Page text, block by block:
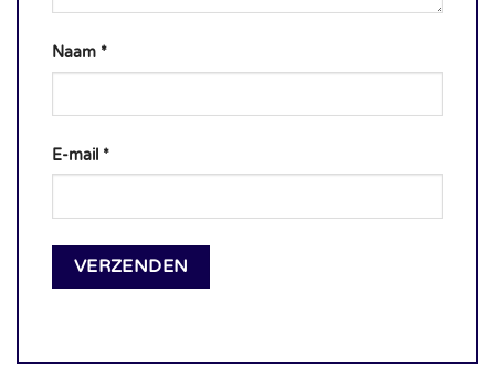
Naam *
E-mail *